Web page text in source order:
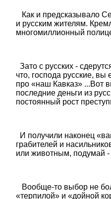
Как и предсказывало
и русским жителям.
многомиллионный
Зато с русских -
что, господа русские,
про «наш Кавказ» ...Вот
последние деньги из
постоянный рост
И получили наконец
грабителей и
или животным, подумай -
Вообще-то выбор не
«терпилой» и «дойной